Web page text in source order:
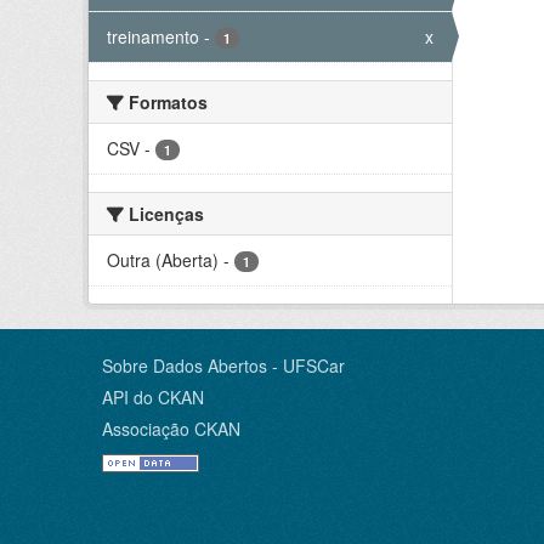
treinamento - 1 x
Formatos
CSV - 1
Licenças
Outra (Aberta) - 1
Sobre Dados Abertos - UFSCar
API do CKAN
Associação CKAN